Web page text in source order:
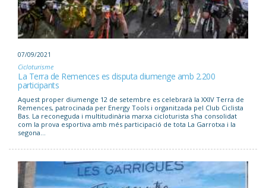
07/09/2021
Cicloturisme
La Terra de Remences es disputa diumenge amb 2.200
participants
Aquest proper diumenge 12 de setembre es celebrarà la XXIV Terra de
Remences, patrocinada per Energy Tools i organitzada pel Club Ciclista
Bas. La reconeguda i multitudinària marxa cicloturista s'ha consolidat
com la prova esportiva amb més participació de tota La Garrotxa i la
segona...